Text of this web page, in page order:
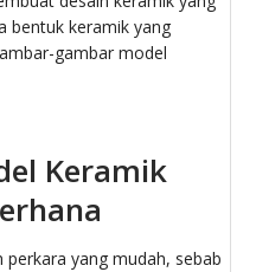
bentuk keramik yang
gambar model
Keramik
yang mudah, sebab